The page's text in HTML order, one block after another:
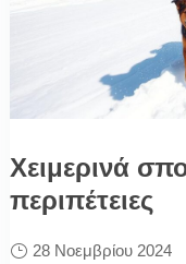
Χειμερινά
περιπέτειες
28 Νοεμβρίου 2024